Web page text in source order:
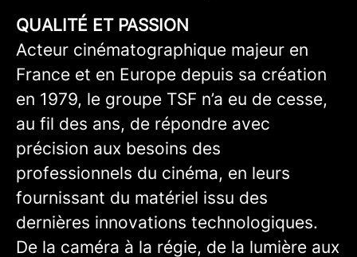
QUALITÉ ET PASSION
Acteur cinématographique majeur en
France et en Europe depuis sa création
en 1979, le groupe TSF n’a eu de cesse,
au fil des ans, de répondre avec
précision aux besoins des
professionnels du cinéma, en leurs
fournissant du matériel issu des
dernières innovations technologiques.
De la caméra à la régie, de la lumière aux